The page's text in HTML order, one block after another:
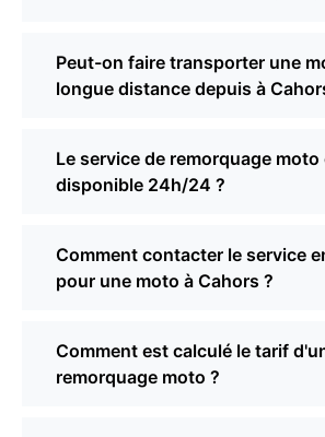
Peut-on faire transporter une
longue distance depuis à
Le service de remorquage
disponible 24h/24 ?
Comment contacter le service
pour une moto à Cahors ?
Comment est calculé le tarif
remorquage moto ?